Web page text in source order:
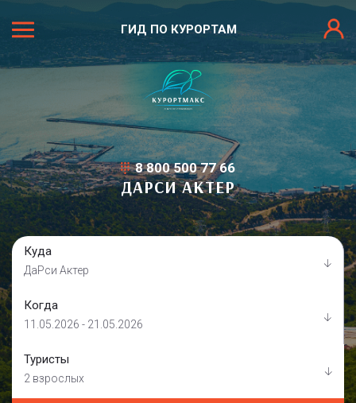
ГИД ПО КУРОРТАМ
8 800 500 77 66
ДАРСИ АКТЕР
Куда
ДаРси Актер
Когда
11.05.2026 - 21.05.2026
Туристы
2 взрослых